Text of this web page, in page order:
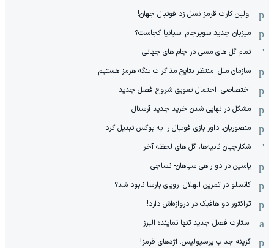
اولین کارت قرمز نسل زد فوتبال جهان!
میزبان جدید سوپرجام اسپانیا کجاست؟
تمام گل های مسی در جام های جهانی
سازمان ملل: منتظر نتایج مذاکرات تنگه هرمز هستیم
اختصاصی: احتمال تعویق شروع فصل جدید
مشکل در نهایی شدن خرید جدید آرسنال
منصوریان: داور بازی فوتبال را به بوکس تبدیل کرد
شکارچیان ثانیه‌ها، گل های لحظه آخر
یاسین در دو راهی سپاهان- نساجی
کانسلو در تمرین الهلال: رویای بارسا نابود شد؟
تراکتور دو هافبک در دروازه‌اش دارد!
استارت فصل جدید تنها نماینده البرز
گزینه جذاب پرسپولیس: اژدهای قرمز!